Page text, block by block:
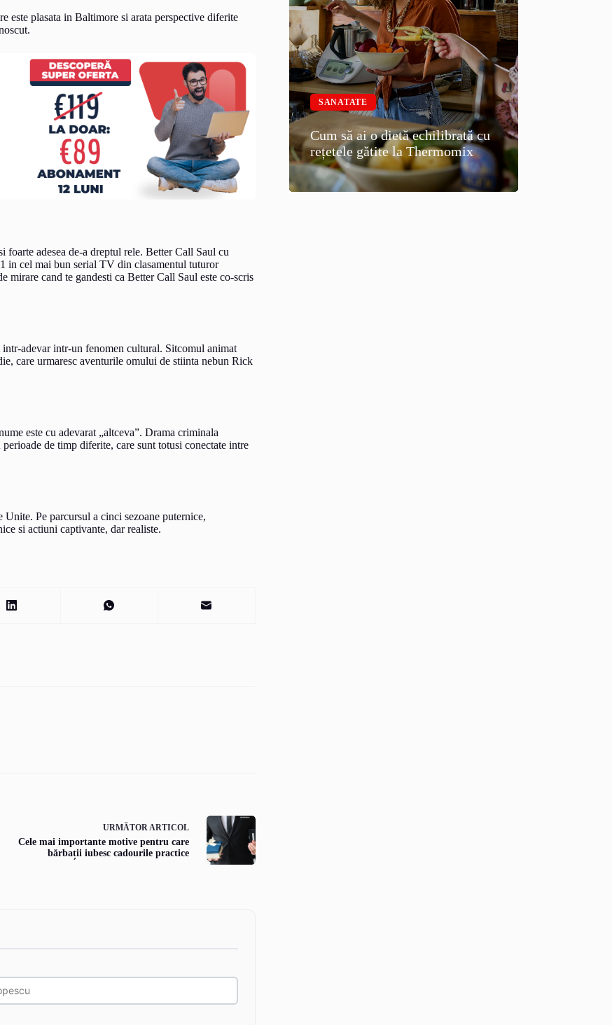
este plasata in Baltimore si arata perspective diferite
adesea de-a dreptul rele. Better Call Saul cu
in cel mai bun serial TV din clasamentul tuturor
cand te gandesti ca Better Call Saul este co-scris
adevar intr-un fenomen cultural. Sitcomul animat
care urmaresc aventurile omului de stiinta nebun Rick
este cu adevarat „altceva”. Drama criminala
de timp diferite, care sunt totusi conectate intre
Pe parcursul a cinci sezoane puternice,
si actiuni captivante, dar realiste.
URMĂTORARTICOL
Cele mai importante motive pentru care
bărbații iubesc cadourile practice
SANATATE
Cum să ai o dietă echilibrată cu
rețetele gătite la Thermomix